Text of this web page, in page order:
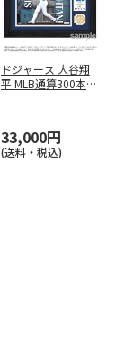
ドジャース 大谷翔
平 MLB通算300本塁
33,000円
(送料・税込)